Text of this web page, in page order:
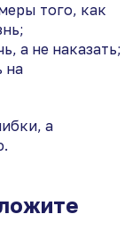
того, как
а не наказать;
на
а